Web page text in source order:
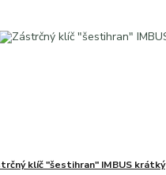
klíč "šestihran" IMBUS krátký